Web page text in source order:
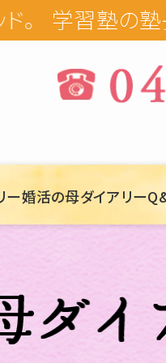
塾長が手掛け
ー婚活の母ダイアリー